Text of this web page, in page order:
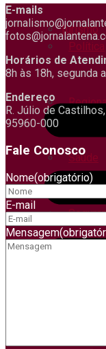
Política
Saúde
Turismo
E-mails
Horários de
8h às 18h, segunda
Endereço
R. Júlio de
95960-000
Fale Conosco
Nome(obrigatório)
E-mail
Mensagem